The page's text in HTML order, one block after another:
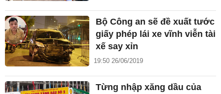
Bộ Công an sẽ đề xuất tước
giấy phép lái xe vĩnh viễn tài
xế say xỉn
19:50 26/06/2019
Từng nhập xăng dầu của